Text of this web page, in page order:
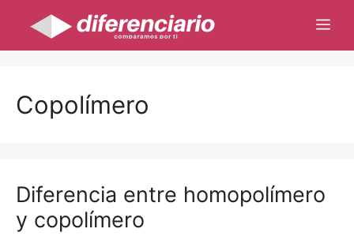
contenido
Copolímero
Diferencia entre homopolímero
y copolímero